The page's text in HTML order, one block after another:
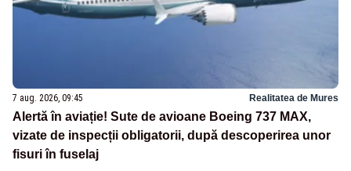
7 aug. 2026, 09:45 Realitatea de Mures
Alertă în aviație! Sute de avioane Boeing 737 MAX,
vizate de inspecții obligatorii, după descoperirea unor
fisuri în fuselaj